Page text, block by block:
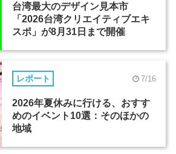
台湾最大のデザイン見本市
「2026台湾クリエイティブエキ
スポ」が8月31日まで開催
レポート 7/16
2026年夏休みに行ける、おすす
めのイベント10選：そのほかの
地域